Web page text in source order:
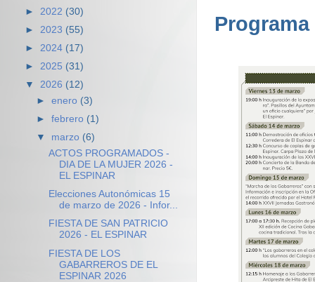
► 2022 (30)
► 2023 (55)
► 2024 (17)
► 2025 (31)
▼ 2026 (12)
►enero (3)
►febrero (1)
▼ marzo (6)
ACTOS PROGRAMADOS -
DIA DE LA MUJER 2026 -
EL ESPINAR
Elecciones Autonómicas 15
de marzo de 2026 - Infor...
FIESTA DE SAN PATRICIO
2026 - EL ESPINAR
FIESTA DE LOS
GABARREROS DE EL
ESPINAR 2026